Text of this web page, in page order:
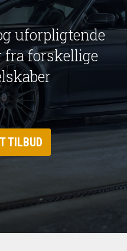
uforpligtende
fra forskellige
TILBUD